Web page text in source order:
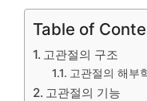
Table of
고관절의 구조
고관절의 해부
고관절의 기능